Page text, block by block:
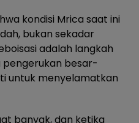
kondisi Mrica saat ini
bukan sekadar
adalah langkah
pengerukan besar-
untuk menyelamatkan
banyak, dan ketika